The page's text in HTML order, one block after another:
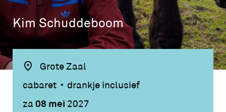
Kim Schuddeboom
Grote Zaal
cabaret
drankje inclusief
za08 mei 2027